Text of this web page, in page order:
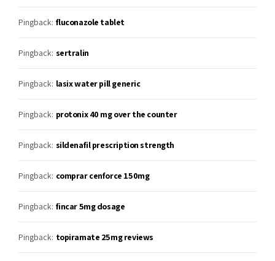
Pingback: fluconazole tablet
Pingback: sertralin
Pingback: lasix water pill generic
Pingback: protonix 40 mg over the counter
Pingback: sildenafil prescription strength
Pingback: comprar cenforce 150mg
Pingback: fincar 5mg dosage
Pingback: topiramate 25mg reviews